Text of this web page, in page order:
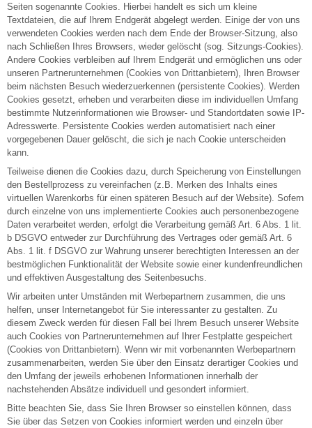
Seiten sogenannte Cookies. Hierbei handelt es sich um kleine
Textdateien, die auf Ihrem Endgerät abgelegt werden. Einige der von uns
verwendeten Cookies werden nach dem Ende der Browser-Sitzung, also
nach Schließen Ihres Browsers, wieder gelöscht (sog. Sitzungs-Cookies).
Andere Cookies verbleiben auf Ihrem Endgerät und ermöglichen uns oder
unseren Partnerunternehmen (Cookies von Drittanbietern), Ihren Browser
beim nächsten Besuch wiederzuerkennen (persistente Cookies). Werden
Cookies gesetzt, erheben und verarbeiten diese im individuellen Umfang
bestimmte Nutzerinformationen wie Browser- und Standortdaten sowie IP-
Adresswerte. Persistente Cookies werden automatisiert nach einer
vorgegebenen Dauer gelöscht, die sich je nach Cookie unterscheiden
kann.
Teilweise dienen die Cookies dazu, durch Speicherung von Einstellungen
den Bestellprozess zu vereinfachen (z.B. Merken des Inhalts eines
virtuellen Warenkorbs für einen späteren Besuch auf der Website). Sofern
durch einzelne von uns implementierte Cookies auch personenbezogene
Daten verarbeitet werden, erfolgt die Verarbeitung gemäß Art. 6 Abs. 1 lit.
b DSGVO entweder zur Durchführung des Vertrages oder gemäß Art. 6
Abs. 1 lit. f DSGVO zur Wahrung unserer berechtigten Interessen an der
bestmöglichen Funktionalität der Website sowie einer kundenfreundlichen
und effektiven Ausgestaltung des Seitenbesuchs.
Wir arbeiten unter Umständen mit Werbepartnern zusammen, die uns
helfen, unser Internetangebot für Sie interessanter zu gestalten. Zu
diesem Zweck werden für diesen Fall bei Ihrem Besuch unserer Website
auch Cookies von Partnerunternehmen auf Ihrer Festplatte gespeichert
(Cookies von Drittanbietern). Wenn wir mit vorbenannten Werbepartnern
zusammenarbeiten, werden Sie über den Einsatz derartiger Cookies und
den Umfang der jeweils erhobenen Informationen innerhalb der
nachstehenden Absätze individuell und gesondert informiert.
Bitte beachten Sie, dass Sie Ihren Browser so einstellen können, dass
Sie über das Setzen von Cookies informiert werden und einzeln über